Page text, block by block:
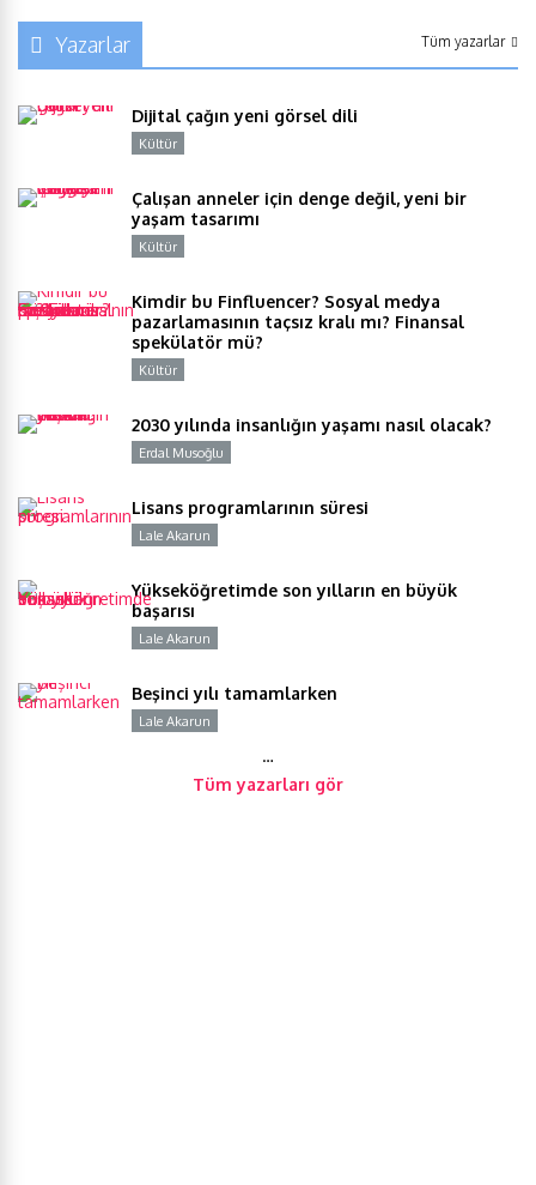
Yazarlar Tüm yazarlar
Dijital çağın yeni görsel dili
Kültür
Çalışan anneler için denge değil, yeni bir
yaşam tasarımı
Kültür
Kimdir bu Finfluencer? Sosyal medya
pazarlamasının taçsız kralı mı? Finansal
spekülatör mü?
Kültür
2030 yılında insanlığın yaşamı nasıl olacak?
Erdal Musoğlu
Lisans programlarının süresi
Lale Akarun
Yükseköğretimde son yılların en büyük
başarısı
Lale Akarun
Beşinci yılı tamamlarken
Lale Akarun
…
Tüm yazarları gör